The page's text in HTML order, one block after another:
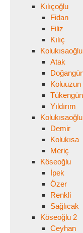
Kılıçoğlu
Fidan
Filiz
Kılıç
Kolukısaoğlu
Atak
Koluuzun
Tükengün
Yıldırım
Demir
Kolukısa
Meriç
Köseoğlu
İpek
Özer
Renkli
Sağlıcak
Köseoğlu 2
Ceyhan